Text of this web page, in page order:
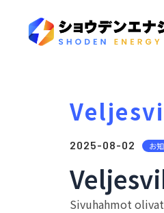
2025-08-02 お
Sivuhahmot